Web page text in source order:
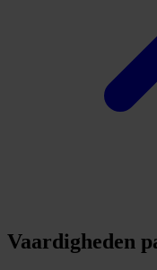
Vaardigheden